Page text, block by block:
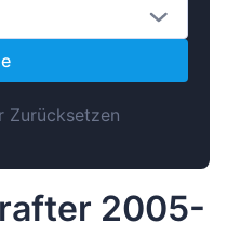
Zurücksetzen
2005-